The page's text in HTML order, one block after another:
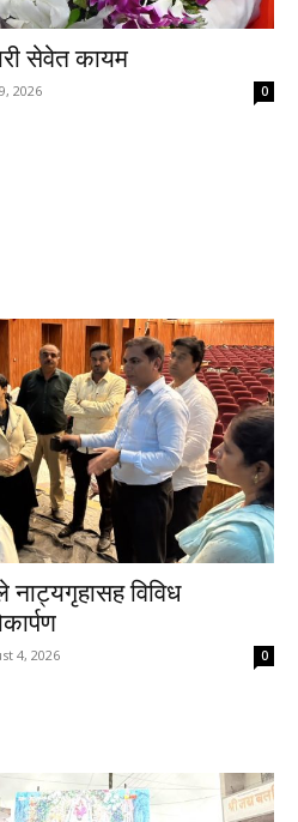
सेवेत कायम
2026 0
विविध
4, 2026 0